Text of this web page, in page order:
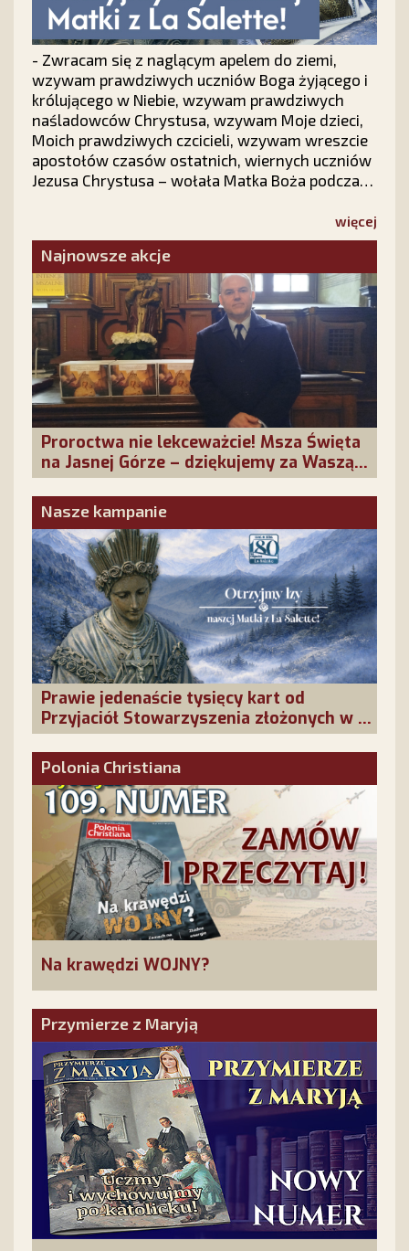
- Zwracam się z naglącym apelem do ziemi,
wzywam prawdziwych uczniów Boga żyjącego i
królującego w Niebie, wzywam prawdziwych
naśladowców Chrystusa, wzywam Moje dzieci,
Moich prawdziwych czcicieli, wzywam wreszcie
apostołów czasów ostatnich, wiernych uczniów
Jezusa Chrystusa – wołała Matka Boża podczas
Odpowiedzmy na Jej słowa. Nie pozostańmy
obojętni!
więcej
Najnowsze akcje
Proroctwa nie lekceważcie! Msza Święta
na Jasnej Górze – dziękujemy za Waszą
obecność!
Nasze kampanie
Prawie jedenaście tysięcy kart od
Przyjaciół Stowarzyszenia złożonych w La
Salette!
Polonia Christiana
Na krawędzi WOJNY?
Przymierze z Maryją